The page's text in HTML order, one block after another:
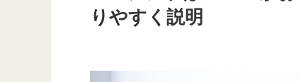
りやすく説明